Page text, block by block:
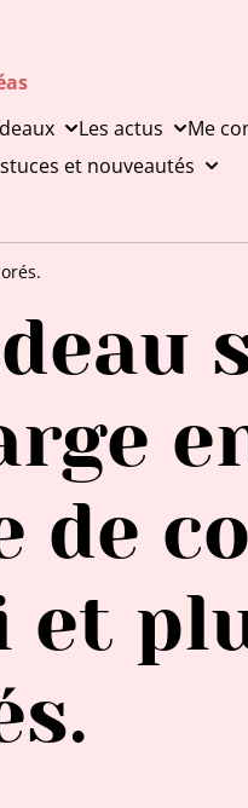
Les actus
Me
et nouveautés
de
et